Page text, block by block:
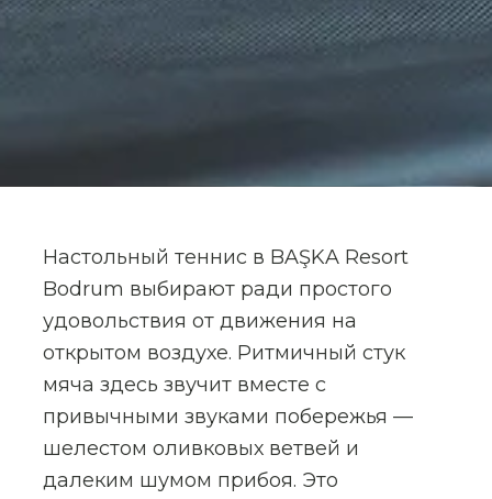
Настольный теннис в BAŞKA Resort
Bodrum выбирают ради простого
удовольствия от движения на
открытом воздухе. Ритмичный стук
мяча здесь звучит вместе с
привычными звуками побережья —
шелестом оливковых ветвей и
далеким шумом прибоя. Это